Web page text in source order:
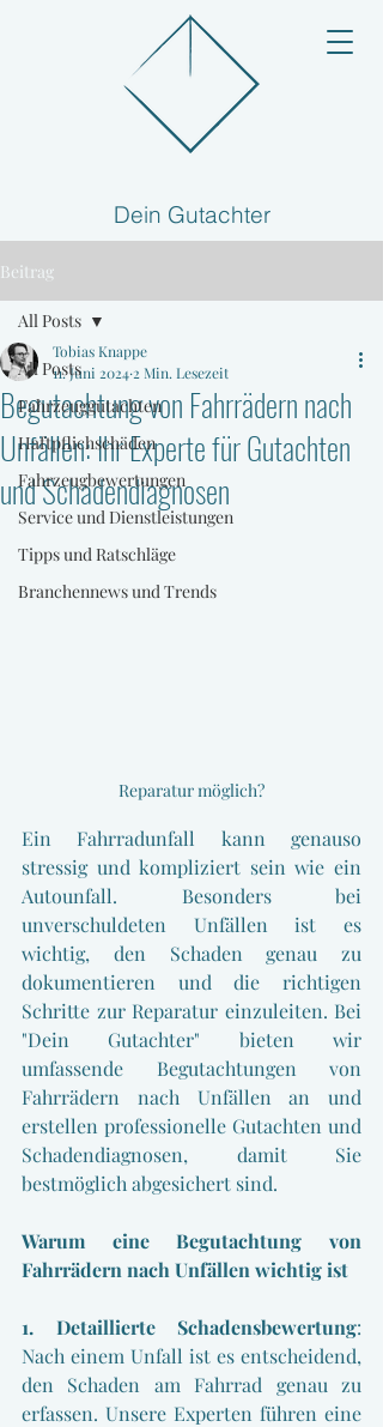
Dein Gutachter
Beitrag
All Posts
Fahrzeuggutachten
Haftpflichschäden
Fahrzeugbewertungen
Service und Dienstleistungen
Tipps und Ratschläge
Branchennews und Trends
All Posts
Begutachtung von Fahrrädern nach
Unfällen: Ihr Experte für Gutachten
und Schadendiagnosen
Tobias Knappe
11. Juni 2024 2 Min. Lesezeit
Reparatur möglich?
Ein Fahrradunfall kann genauso
stressig und kompliziert sein wie ein
Autounfall. Besonders bei
unverschuldeten Unfällen ist es
wichtig, den Schaden genau zu
dokumentieren und die richtigen
Schritte zur Reparatur einzuleiten. Bei
"Dein Gutachter" bieten wir
umfassende Begutachtungen von
Fahrrädern nach Unfällen an und
erstellen professionelle Gutachten und
Schadendiagnosen, damit Sie
bestmöglich abgesichert sind.
Warum eine Begutachtung von
Fahrrädern nach Unfällen wichtig ist
1. Detaillierte Schadensbewertung:
Nach einem Unfall ist es entscheidend,
den Schaden am Fahrrad genau zu
erfassen. Unsere Experten führen eine